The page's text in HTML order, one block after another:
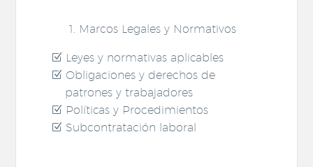
Marcos Legales y Normativos
Leyes y normativas aplicables
Obligaciones y derechos de
patrones y trabajadores
Políticas y Procedimientos
Subcontratación laboral